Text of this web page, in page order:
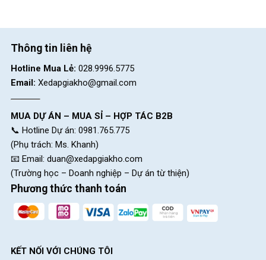
Xe Đạp Địa Hình Trẻ Em
2.750.000₫
3.000.000₫
2.390.000
2.750.000
Thông tin liên hệ
Hotline Mua Lẻ: 028.9996.5775
Email: Xedapgiakho@gmail.com
MUA DỰ ÁN – MUA SỈ – HỢP TÁC B2B
📞 Hotline Dự án: 0981.765.775
(Phụ trách: Ms. Khanh)
📧 Email: duan@xedapgiakho.com
(Trường học – Doanh nghiệp – Dự án từ thiện)
Phương thức thanh toán
KẾT NỐI VỚI CHÚNG TÔI